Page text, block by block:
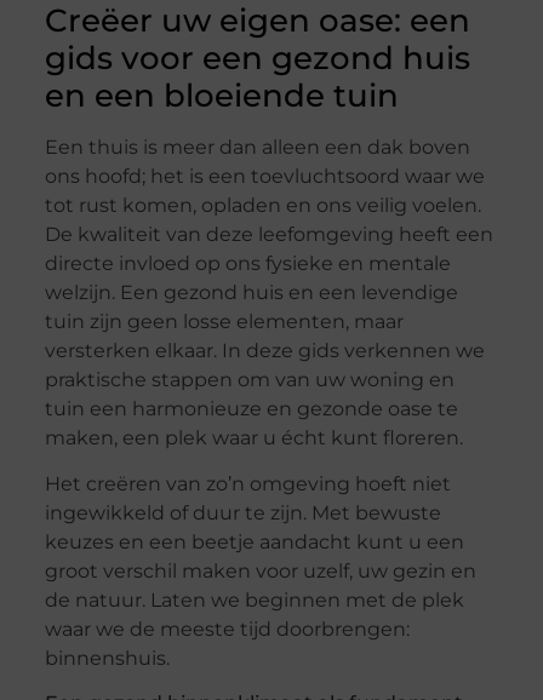
Creëer uw eigen oase: een
gids voor een gezond huis
en een bloeiende tuin
Een thuis is meer dan alleen een dak boven
ons hoofd; het is een toevluchtsoord waar we
tot rust komen, opladen en ons veilig voelen.
De kwaliteit van deze leefomgeving heeft een
directe invloed op ons fysieke en mentale
welzijn. Een gezond huis en een levendige
tuin zijn geen losse elementen, maar
versterken elkaar. In deze gids verkennen we
praktische stappen om van uw woning en
tuin een harmonieuze en gezonde oase te
maken, een plek waar u écht kunt floreren.
Het creëren van zo’n omgeving hoeft niet
ingewikkeld of duur te zijn. Met bewuste
keuzes en een beetje aandacht kunt u een
groot verschil maken voor uzelf, uw gezin en
de natuur. Laten we beginnen met de plek
waar we de meeste tijd doorbrengen:
binnenshuis.